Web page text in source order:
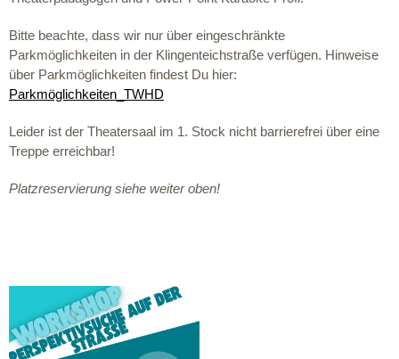
Bitte beachte, dass wir nur über eingeschränkte
Parkmöglichkeiten in der Klingenteichstraße verfügen. Hinweise
über Parkmöglichkeiten findest Du hier:
Parkmöglichkeiten_TWHD
Leider ist der Theatersaal im 1. Stock nicht barrierefrei über eine
Treppe erreichbar!
Platzreservierung siehe weiter oben!